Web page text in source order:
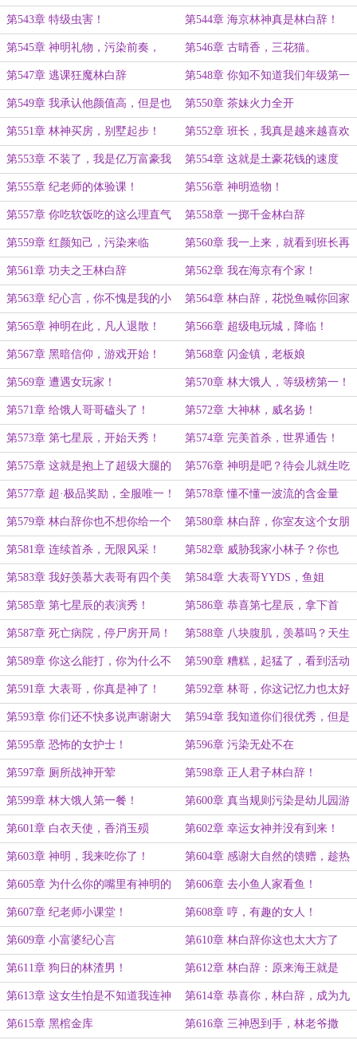
第543章 特级虫害！ 第544章 海京林神真是林白辞！
第545章 神明礼物，污染前奏， 第546章 古晴香，三花猫。
第547章 逃课狂魔林白辞 第548章 你知不知道我们年级第一
的女学霸在追他？
第549章 我承认他颜值高，但是也
不至于让你一见钟情吧？
第550章 茶妹火力全开
第551章 林神买房，别墅起步！ 第552章 班长，我真是越来越喜欢
你了！
第553章 不装了，我是亿万富豪我
摊牌了！
第554章 这就是土豪花钱的速度
吗？
第555章 纪老师的体验课！ 第556章 神明造物！
第557章 你吃软饭吃的这么理直气
壮真的好吗？
第558章 一掷千金林白辞
第559章 红颜知己，污染来临 第560章 我一上来，就看到班长再
打来福！
第561章 功夫之王林白辞 第562章 我在海京有个家！
第563章 纪心言，你不愧是我的小
棉袄!
第564章 林白辞，花悦鱼喊你回家
吃鱼！
第565章 神明在此，凡人退散！ 第566章 超级电玩城，降临！
第567章 黑暗信仰，游戏开始！ 第568章 闪金镇，老板娘
第569章 遭遇女玩家！ 第570章 林大饿人，等级榜第一！
第571章 给饿人哥哥磕头了！ 第572章 大神林，威名扬！
第573章 第七星辰，开始天秀！ 第574章 完美首杀，世界通告！
（感谢海桥陈盟主的慷慨打赏！）
第575章 这就是抱上了超级大腿的
感觉吗？
第576章 神明是吧？待会儿就生吃
了你！
第577章 超·极品奖励，全服唯一！ 第578章 懂不懂一波流的含金量
呀？第二个首杀到手！
第579章 林白辞你也不想你给一个
茶妹买车的事情被你女朋友知道吧？
第580章 林白辞，你室友这个女朋
友，貌似对你有想法呀？
第581章 连续首杀，无限风采！ 第582章 威胁我家小林子？你也
配？
第583章 我好羡慕大表哥有四个美
女陪他玩游戏呀！（万字更新求月
票）
第584章 大表哥YYDS，鱼姐
YYDS，熊大骑士YYDS！
第585章 第七星辰的表演秀！ 第586章 恭喜第七星辰，拿下首
杀，奖励已发放！
第587章 死亡病院，停尸房开局！ 第588章 八块腹肌，羡慕吗？天生
的！
第589章 你这么能打，你为什么不
早说？
第590章 糟糕，起猛了，看到活动
的尸体了！
第591章 大表哥，你真是神了！
（两更一万二，求月票！）
第592章 林哥，你这记忆力也太好
了叭？过目不忘吗？
第593章 你们还不快多说声谢谢大
表哥？{二更一万一，求月票！}
第594章 我知道你们很优秀，但是
没想到优秀的这么离谱！
第595章 恐怖的女护士！ 第596章 污染无处不在
第597章 厕所战神开荤 第598章 正人君子林白辞！
第599章 林大饿人第一餐！ 第600章 真当规则污染是幼儿园游
戏呀？
第601章 白衣天使，香消玉殒 第602章 幸运女神并没有到来！
第603章 神明，我来吃你了！ 第604章 感谢大自然的馈赠，趁热
开吃！
第605章 为什么你的嘴里有神明的
味道？
第606章 去小鱼人家看鱼！
第607章 纪老师小课堂！ 第608章 哼，有趣的女人！
第609章 小富婆纪心言 第610章 林白辞你这也太大方了
吧？
第611章 狗日的林渣男！ 第612章 林白辞：原来海王就是
我？
第613章 这女生怕是不知道我连神
明都吃过吧？
第614章 恭喜你，林白辞，成为九
州最年轻的龙翼！
第615章 黑棺金库 第616章 三神恩到手，林老爷撒